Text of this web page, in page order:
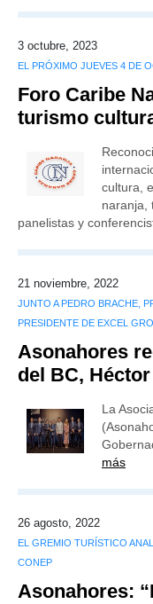
3 octubre, 2023
EL PRÓXIMO JUEVES 4 DE
Foro Caribe
turismo
cultura,
naranja,
panelistas y
21 noviembre, 2022
JUNTO A PEDRO BRACHE,
PRESIDENTE DE EXCEL
Asonahores
del BC,
La
más
26 agosto, 2022
EL GREMIO TURÍSTICO
CONEP
Asonahores: